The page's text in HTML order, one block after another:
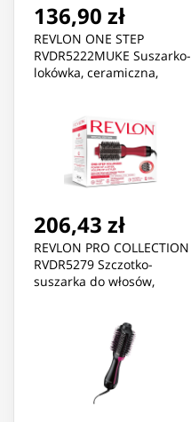
136,90 zł
REVLON ONE STEP
RVDR5222MUKE Suszarko-
lokówka, ceramiczna,
206,43 zł
REVLON PRO COLLECTION
RVDR5279 Szczotko-
suszarka do włosów,